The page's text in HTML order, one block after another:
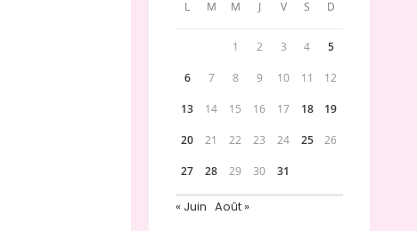
L M M J V S D
1 2 3 4 5
6 7 8 9 10 11 12
13 14 15 16 17 18 19
20 21 22 23 24 25 26
27 28 29 30 31
« Juin Août »